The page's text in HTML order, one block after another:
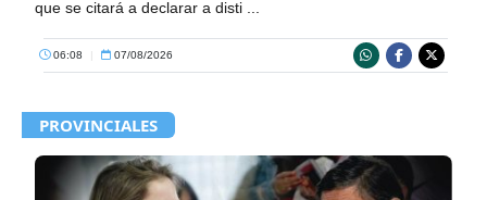
que se citará a declarar a disti ...
06:08 | 07/08/2026
PROVINCIALES